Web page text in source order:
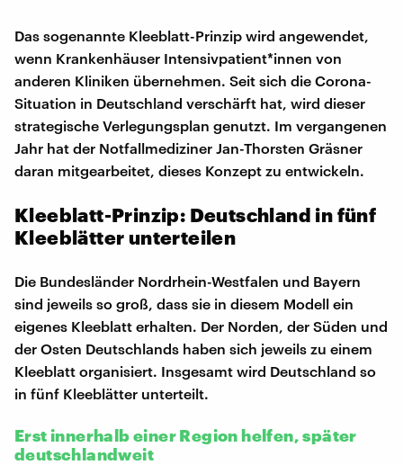
Das sogenannte Kleeblatt-Prinzip wird angewendet,
wenn Krankenhäuser Intensivpatient*innen von
anderen Kliniken übernehmen. Seit sich die Corona-
Situation in Deutschland verschärft hat, wird dieser
strategische Verlegungsplan genutzt. Im vergangenen
Jahr hat der Notfallmediziner Jan-Thorsten Gräsner
daran mitgearbeitet, dieses Konzept zu entwickeln.
Kleeblatt-Prinzip: Deutschland in fünf
Kleeblätter unterteilen
Die Bundesländer Nordrhein-Westfalen und Bayern
sind jeweils so groß, dass sie in diesem Modell ein
eigenes Kleeblatt erhalten. Der Norden, der Süden und
der Osten Deutschlands haben sich jeweils zu einem
Kleeblatt organisiert. Insgesamt wird Deutschland so
in fünf Kleeblätter unterteilt.
Erst innerhalb einer Region helfen, später
deutschlandweit